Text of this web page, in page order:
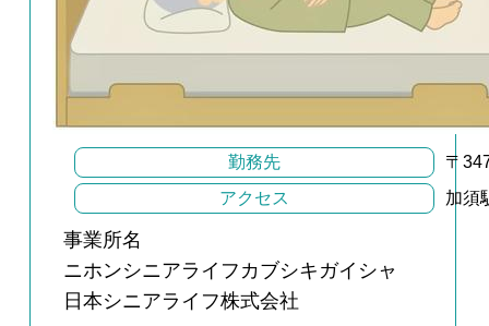
勤務先
〒
アクセス
加須
事業所名
ニホンシニアライフカブシキガイシャ
日本シニアライフ株式会社